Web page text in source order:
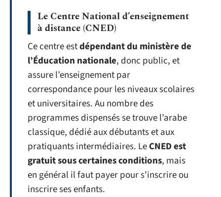
Le Centre National d’enseignement
à distance (CNED)
Ce centre estdépendant du ministère de
l’Éducation nationale, donc public, et
assure l’enseignement par
correspondance pour les niveaux scolaires
et universitaires. Au nombre des
programmes dispensés se trouve l’arabe
classique, dédié aux débutants et aux
pratiquants intermédiaires. LeCNED est
gratuit sous certaines conditions, mais
en général il faut payer pour s’inscrire ou
inscrire ses enfants.